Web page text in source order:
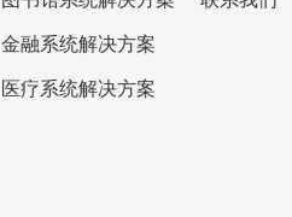
金融系统解决方案
医疗系统解决方案